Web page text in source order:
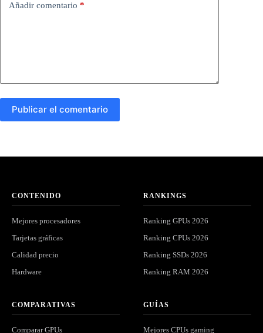
Añadir comentario *
Publicar el comentario
CONTENIDO
Mejores procesadores
Tarjetas gráficas
Calidad precio
Hardware
RANKINGS
Ranking GPUs 2026
Ranking CPUs 2026
Ranking SSDs 2026
Ranking RAM 2026
COMPARATIVAS
Comparar GPUs
GUÍAS
Mejores CPUs gaming